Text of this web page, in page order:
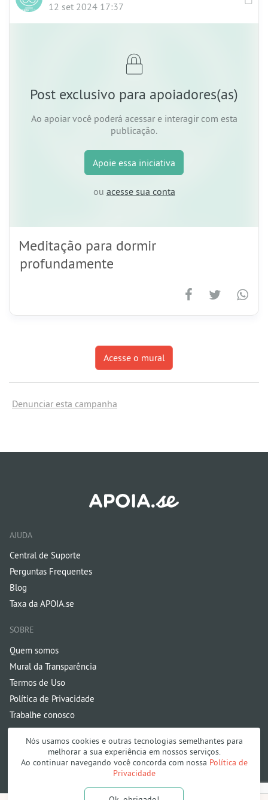
Nós usamos cookies e outras tecnologias semelhantes para
melhorar a sua experiência em nossos serviços.
Ao continuar navegando você concorda com nossa Política de
Privacidade
12 set 2024 17:37
Post exclusivo para apoiadores(as)
Ao apoiar você poderá acessar e interagir com esta
publicação.
Apoie essa iniciativa
ou acesse sua conta
Meditação para dormir
profundamente
Acesse o mural
Denunciar esta campanha
AJUDA
Central de Suporte
Perguntas Frequentes
Blog
Taxa da APOIA.se
SOBRE
Quem somos
Mural da Transparência
Termos de Uso
Política de Privacidade
Trabalhe conosco
Onde público e Fazedores andam juntos | 2026